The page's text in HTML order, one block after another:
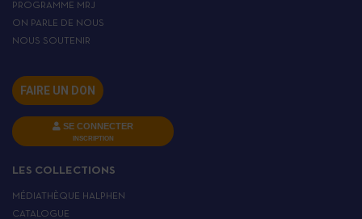
PROGRAMME MRJ
ON PARLE DE NOUS
NOUS SOUTENIR
FAIRE UN DON
SE CONNECTER
INSCRIPTION
LES COLLECTIONS
MÉDIATHÈQUE HALPHEN
CATALOGUE